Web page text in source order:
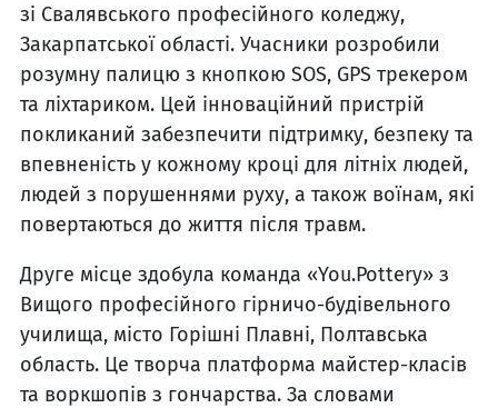
зі Свалявського професійного коледжу,
Закарпатської області. Учасники розробили
розумну палицю з кнопкою SOS, GPS трекером
та ліхтариком. Цей інноваційний пристрій
покликаний забезпечити підтримку, безпеку та
впевненість у кожному кроці для літніх людей,
людей з порушеннями руху, а також воїнам, які
повертаються до життя після травм.
Друге місце здобула команда «You.Pottery» з
Вищого професійного гірничо-будівельного
училища, місто Горішні Плавні, Полтавська
область. Це творча платформа майстер-класів
та воркшопів з гончарства. За словами